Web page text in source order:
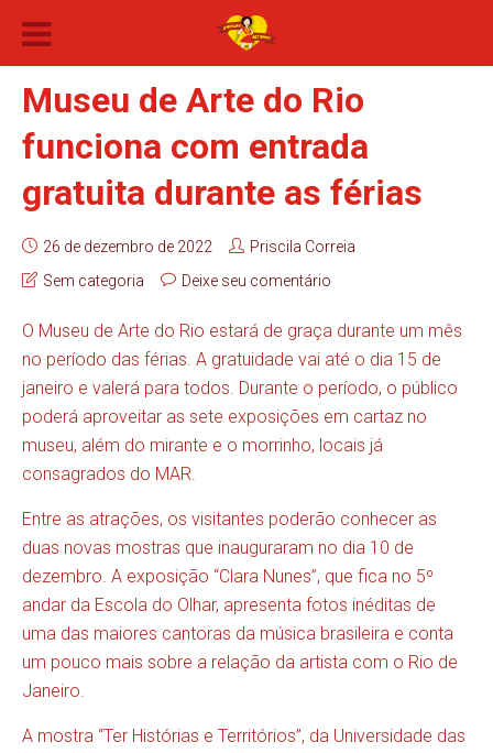
Museu de Arte do Rio
funciona com entrada
gratuita durante as férias
26 de dezembro de 2022
Priscila Correia
Sem categoria
Deixe seu comentário
O Museu de Arte do Rio estará de graça durante um mês
no período das férias. A gratuidade vai até o dia 15 de
janeiro e valerá para todos. Durante o período, o público
poderá aproveitar as sete exposições em cartaz no
museu, além do mirante e o morrinho, locais já
consagrados do MAR.
Entre as atrações, os visitantes poderão conhecer as
duas novas mostras que inauguraram no dia 10 de
dezembro. A exposição “Clara Nunes”, que fica no 5º
andar da Escola do Olhar, apresenta fotos inéditas de
uma das maiores cantoras da música brasileira e conta
um pouco mais sobre a relação da artista com o Rio de
Janeiro.
A mostra “Ter Histórias e Territórios”, da Universidade das